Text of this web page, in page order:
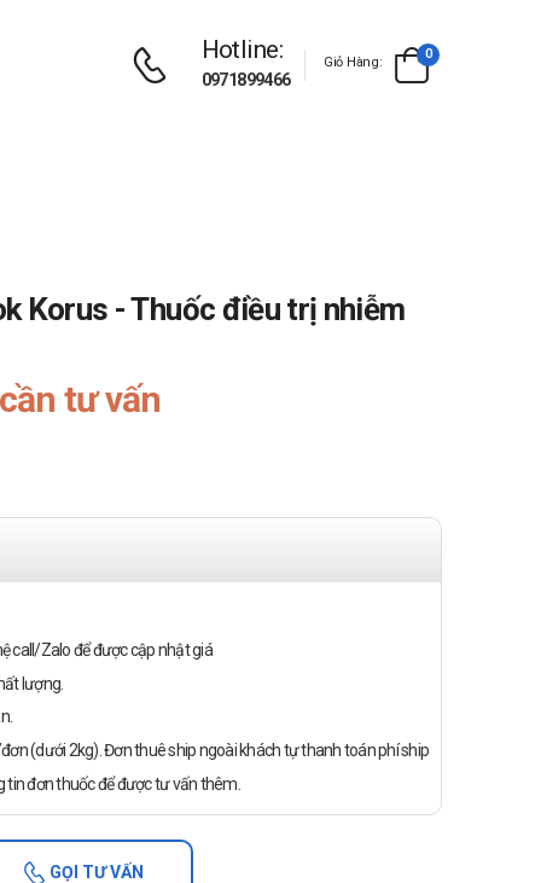
Hotline:
0971899466
Giỏ Hàng:
0
Korus - Thuốc điều trị nhiễm
tư vấn
call/Zalo để được cập nhật giá
lượng.
(dưới 2kg). Đơn thuê ship ngoài khách tự thanh toán phí ship
đơn thuốc để được tư vấn thêm.
GỌI TƯ VẤN